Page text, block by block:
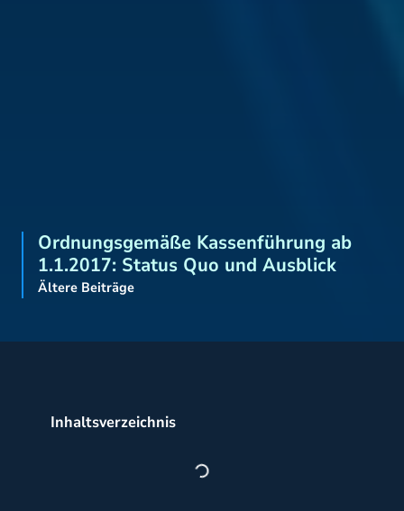
Ordnungsgemäße Kassenführung ab
1.1.2017: Status Quo und Ausblick
Ältere Beiträge
Inhaltsverzeichnis